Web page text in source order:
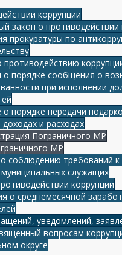
коррупции
закон о противодействии
прокуратуры по
противодействию
порядке сообщения о
при исполнении
порядке передачи
и расходах
Пограничного МР
МР
соблюдению требований
служащих
коррупции
о среднемесячной
уведомлений,
вопросам
округе